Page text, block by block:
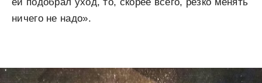
ничего не надо».